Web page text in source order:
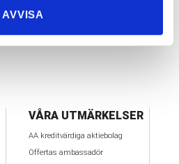
AVVISA
VÅRA UTMÄRKELSER
AA kreditvärdiga aktiebolag
Offertas ambassadör